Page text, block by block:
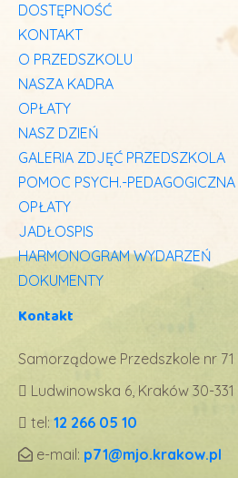
DOSTĘPNOŚĆ
KONTAKT
O PRZEDSZKOLU
NASZA KADRA
OPŁATY
NASZ DZIEŃ
GALERIA ZDJĘĆ PRZEDSZKOLA
POMOC PSYCH.-PEDAGOGICZNA
OPŁATY
JADŁOSPIS
HARMONOGRAM WYDARZEŃ
DOKUMENTY
Kontakt
Samorządowe Przedszkole nr
Ludwinowska 6, Kraków 30-331
tel: 12 266 05 10
e-mail: p71@mjo.krakow.pl